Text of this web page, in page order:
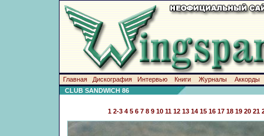
Главная Дискография Интервью Книги Журналы
Аккорды
CLUB SANDWICH 86
1 2-3 4 5 6 7 8 9 10 11 12 13 14 15 16 17 18 19 20 21